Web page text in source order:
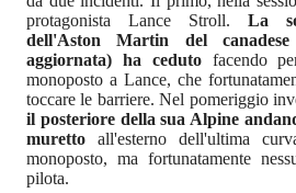
protagonista Lance Stroll. La
dell'Aston Martin del
aggiornata) ha cedutofacendo
monoposto a Lance, che
toccare le barriere. Nel pomeriggio
il posteriore della sua Alpine
muretto all'esterno dell'ultima
monoposto, ma fortunatamente
pilota.